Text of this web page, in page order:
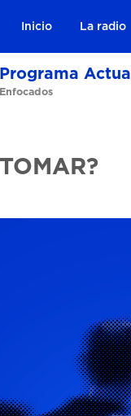
Inicio La radio
Programa Actual
Enfocados